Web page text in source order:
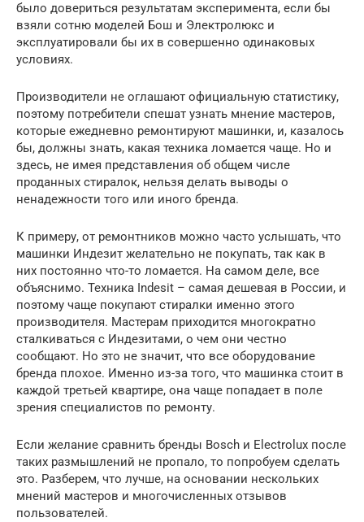
было довериться результатам эксперимента, если бы
взяли сотню моделей Бош и Электролюкс и
эксплуатировали бы их в совершенно одинаковых
условиях.
Производители не оглашают официальную статистику,
поэтому потребители спешат узнать мнение мастеров,
которые ежедневно ремонтируют машинки, и, казалось
бы, должны знать, какая техника ломается чаще. Но и
здесь, не имея представления об общем числе
проданных стиралок, нельзя делать выводы о
ненадежности того или иного бренда.
К примеру, от ремонтников можно часто услышать, что
машинки Индезит желательно не покупать, так как в
них постоянно что-то ломается. На самом деле, все
объяснимо. Техника Indesit – самая дешевая в России, и
поэтому чаще покупают стиралки именно этого
производителя. Мастерам приходится многократно
сталкиваться с Индезитами, о чем они честно
сообщают. Но это не значит, что все оборудование
бренда плохое. Именно из-за того, что машинка стоит в
каждой третьей квартире, она чаще попадает в поле
зрения специалистов по ремонту.
Если желание сравнить бренды Bosch и Electrolux после
таких размышлений не пропало, то попробуем сделать
это. Разберем, что лучше, на основании нескольких
мнений мастеров и многочисленных отзывов
пользователей.